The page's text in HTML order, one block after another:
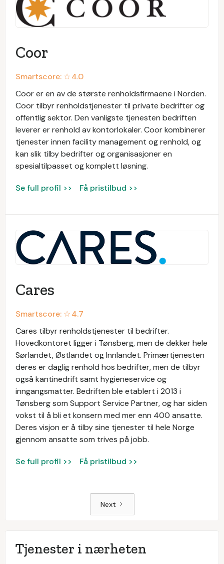
Coor
Smartscore: ☆4.0
Coor er en av de største renholdsfirmaene i Norden.
Coor tilbyr renholdstjenester til private bedrifter og
offentlig sektor. Den vanligste tjenesten bedriften
leverer er renhold av kontorlokaler. Coor kombinerer
tjenester innen facility management og renhold, og
kan slik tilby bedrifter og organisasjoner en
spesialtilpasset og komplett løsning.
Se full profil >> Få pristilbud >>
Cares
Smartscore: ☆4.7
Cares tilbyr renholdstjenester til bedrifter.
Hovedkontoret ligger i Tønsberg, men de dekker hele
Sørlandet, Østlandet og Innlandet. Primærtjenesten
deres er daglig renhold hos bedrifter, men de tilbyr
også kantinedrift samt hygieneservice og
inngangsmatter. Bedriften ble etablert i 2013 i
Tønsberg som Support Service Partner, og har siden
vokst til å bli et konsern med mer enn 400 ansatte.
Deres visjon er å tilby sine tjenester til hele Norge
gjennom ansatte som trives på jobb.
Se full profil >> Få pristilbud >>
Next
Tjenester i nærheten